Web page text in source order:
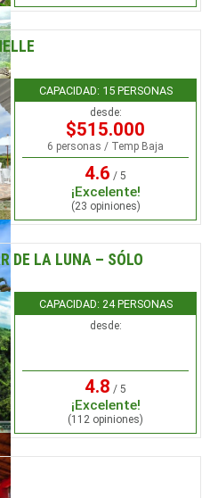
CAPACIDAD: 15 PERSONAS
desde:
$515.000
6 personas / Temp Baja
4.6 / 5
¡Excelente!
(23 opiniones)
DE LA LUNA – SÓLO
CAPACIDAD: 24 PERSONAS
desde:
4.8 / 5
¡Excelente!
(112 opiniones)